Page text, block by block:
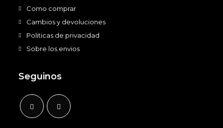
Como comprar
Cambios y devoluciones
Politicas de privacidad
Sobre los envios
Seguinos